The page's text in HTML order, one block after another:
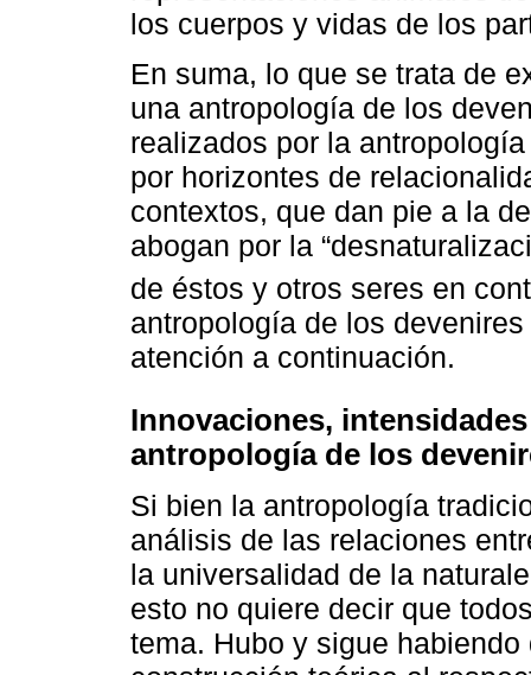
los cuerpos y vidas de los
En suma, lo que se trata de
una antropología de los
realizados por la
por horizontes de
contextos, que dan pie a la
abogan por la
de éstos y otros seres en
antropología de los
atención a continuación.
Innovaciones,
antropología de los
Si bien la antropología
análisis de las relaciones
la universalidad de la
esto no quiere decir que
tema. Hubo y sigue